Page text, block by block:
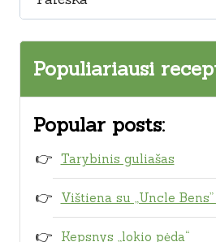
Populiariausi
Popular posts:
Tarybinis guliašas
Vištiena su „Uncle
Kepsnys „lokio pėda“